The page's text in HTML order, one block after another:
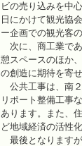
ビの売り込みを中
日にかけて観光協
ー企画での観光客
次に、商工業で
憩スペースのほか
の創造に期待を寄
公共工事は、南
リポート整備工事
あります。また、
ど地域経済の活性
最後となります